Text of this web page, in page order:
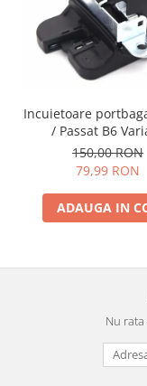
Incuietoare
/ Passat B6
150,00 RON
79,99 RON
ADAUGA IN
Nu